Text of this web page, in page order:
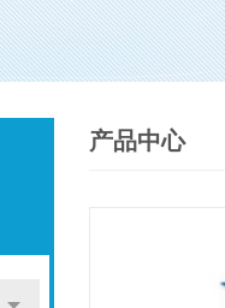
产品中心